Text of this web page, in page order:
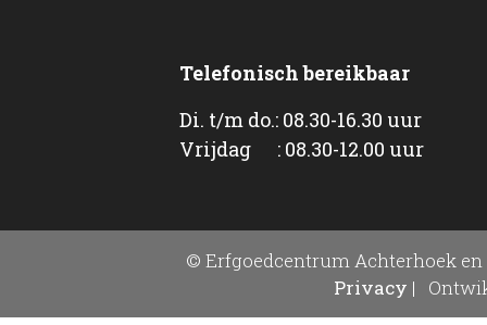
Telefonisch bereikbaar
Di. t/m do.: 08.30-16.30 uur
Vrijdag : 08.30-12.00 uur
© Erfgoedcentrum Achterhoek en
Privacy |